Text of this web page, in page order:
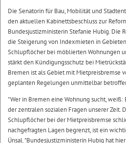
Die Senatorin für Bau, Mobilität und
den aktuellen Kabinettsbeschluss zur
Bundesjustizministerin Stefanie Hubig. Die
die Steigerung von Indexmieten in
Schlupflöcher bei möblierten Wohnungen
stärkt den Kündigungsschutz bei
Bremen ist als Gebiet mit Mietpreisbremse
geplanten Regelungen unmittelbar
"Wer in Bremen eine Wohnung sucht, weiß:
der zentralen sozialen Fragen unserer Zeit.
Schlupflöcher bei der Mietpreisbremse
nachgefragten Lagen begrenzt, ist ein
Ünsal. "Bundesjustizministerin Hubig hat